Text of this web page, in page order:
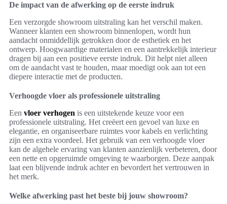
De impact van de afwerking op de eerste indruk
Een verzorgde showroom uitstraling kan het verschil maken.
Wanneer klanten een showroom binnenlopen, wordt hun
aandacht onmiddellijk getrokken door de esthetiek en het
ontwerp. Hoogwaardige materialen en een aantrekkelijk interieur
dragen bij aan een positieve eerste indruk. Dit helpt niet alleen
om de aandacht vast te houden, maar moedigt ook aan tot een
diepere interactie met de producten.
Verhoogde vloer als professionele uitstraling
Een vloer verhogen is een uitstekende keuze voor een
professionele uitstraling. Het creëert een gevoel van luxe en
elegantie, en organiseerbare ruimtes voor kabels en verlichting
zijn een extra voordeel. Het gebruik van een verhoogde vloer
kan de algehele ervaring van klanten aanzienlijk verbeteren, door
een nette en opgeruimde omgeving te waarborgen. Deze aanpak
laat een blijvende indruk achter en bevordert het vertrouwen in
het merk.
Welke afwerking past het beste bij jouw showroom?